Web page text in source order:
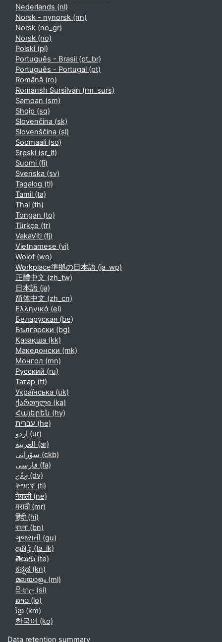
Nederlands ‎(nl)‎
Norsk - nynorsk ‎(nn)‎
Norsk ‎(no_gr)‎
Norsk ‎(no)‎
Polski ‎(pl)‎
Português - Brasil ‎(pt_br)‎
Português - Portugal ‎(pt)‎
Română ‎(ro)‎
Romansh Sursilvan ‎(rm_surs)‎
Samoan ‎(sm)‎
Shqip ‎(sq)‎
Slovenčina ‎(sk)‎
Slovenščina ‎(sl)‎
Soomaali ‎(so)‎
Srpski ‎(sr_lt)‎
Suomi ‎(fi)‎
Svenska ‎(sv)‎
Tagalog ‎(tl)‎
Tamil ‎(ta)‎
Thai ‎(th)‎
Tongan ‎(to)‎
Türkçe ‎(tr)‎
VakaViti ‎(fj)‎
Vietnamese ‎(vi)‎
Wolof ‎(wo)‎
Workplace準拠の日本語 ‎(ja_wp)‎
正體中文 ‎(zh_tw)‎
日本語 ‎(ja)‎
简体中文 ‎(zh_cn)‎
Ελληνικά ‎(el)‎
Беларуская ‎(be)‎
Български ‎(bg)‎
Қазақша ‎(kk)‎
Македонски ‎(mk)‎
Монгол ‎(mn)‎
Русский ‎(ru)‎
Татар ‎(tt)‎
Українська ‎(uk)‎
ქართული ‎(ka)‎
Հայերեն ‎(hy)‎
עברית ‎(he)‎
اردو ‎(ur)‎
العربية ‎(ar)‎
سۆرانی ‎(ckb)‎
فارسی ‎(fa)‎
ދިވެހި ‎(dv)‎
ትግርኛ ‎(ti)‎
नेपाली ‎(ne)‎
मराठी ‎(mr)‎
हिंदी ‎(hi)‎
বাংলা ‎(bn)‎
ગુજરાતી ‎(gu)‎
தமிழ் ‎(ta_lk)‎
తెలుగు ‎(te)‎
ಕನ್ನಡ ‎(kn)‎
മലയാളം ‎(ml)‎
සිංහල ‎(si)‎
ລາວ ‎(lo)‎
ខ្មែរ ‎(km)‎
한국어 ‎(ko)‎
Data retention summary